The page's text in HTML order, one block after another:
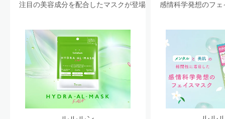
注目の美容成分を配合したマスクが登場
感情科学発想のフ